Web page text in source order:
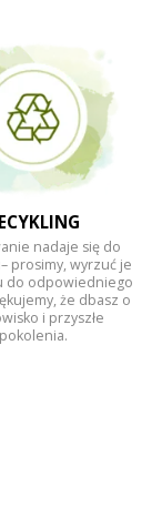
nadaje się do
prosimy, wyrzuć je
do odpowiedniego
że dbasz o
i przyszłe
pokolenia.